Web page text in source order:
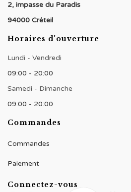
2, impasse du Paradis
94000 Créteil
Horaires d'ouverture
Lundi - Vendredi
09:00 - 20:00
Samedi - Dimanche
09:00 - 20:00
Commandes
Commandes
Paiement
Connectez-vous